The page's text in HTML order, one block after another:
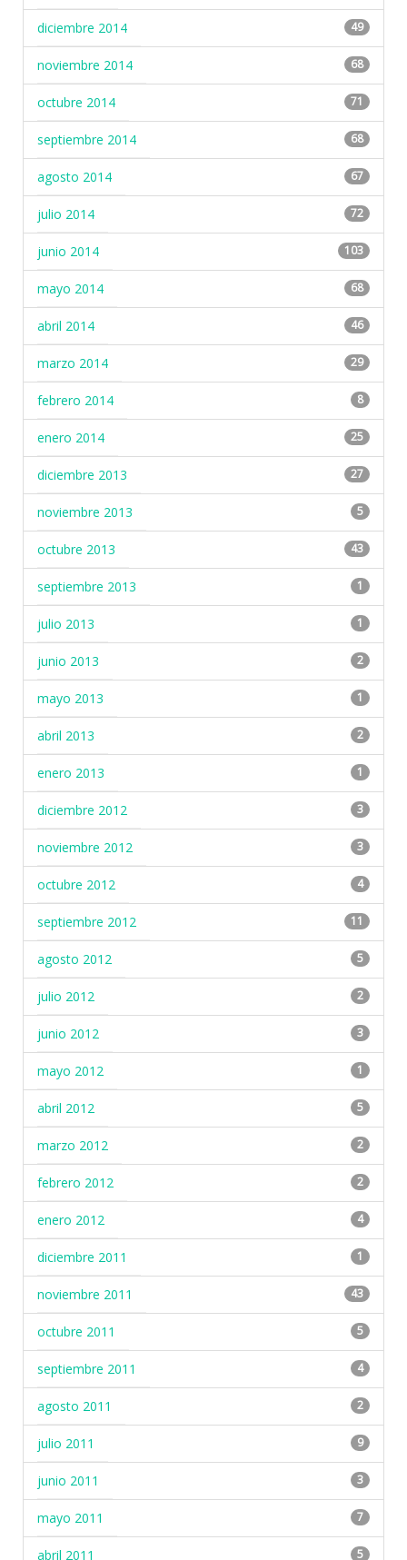
diciembre 2014 49
noviembre 2014 68
octubre 2014 71
septiembre 2014 68
agosto 2014 67
julio 2014 72
junio 2014 103
mayo 2014 68
abril 2014 46
marzo 2014 29
febrero 2014 8
enero 2014 25
diciembre 2013 27
noviembre 2013 5
octubre 2013 43
septiembre 2013 1
julio 2013 1
junio 2013 2
mayo 2013 1
abril 2013 2
enero 2013 1
diciembre 2012 3
noviembre 2012 3
octubre 2012 4
septiembre 2012 11
agosto 2012 5
julio 2012 2
junio 2012 3
mayo 2012 1
abril 2012 5
marzo 2012 2
febrero 2012 2
enero 2012 4
diciembre 2011 1
noviembre 2011 43
octubre 2011 5
septiembre 2011 4
agosto 2011 2
julio 2011 9
junio 2011 3
mayo 2011 7
abril 2011 5